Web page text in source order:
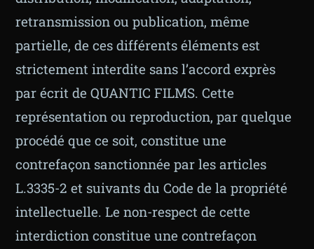
retransmission ou publication, même
partielle, de ces différents éléments est
strictement interdite sans l’accord exprès
par écrit de QUANTIC FILMS. Cette
représentation ou reproduction, par quelque
procédé que ce soit, constitue une
contrefaçon sanctionnée par les articles
L.3335-2 et suivants du Code de la propriété
intellectuelle. Le non-respect de cette
interdiction constitue une contrefaçon